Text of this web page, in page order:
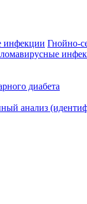
инфекции Гнойно-
диабета
анализ